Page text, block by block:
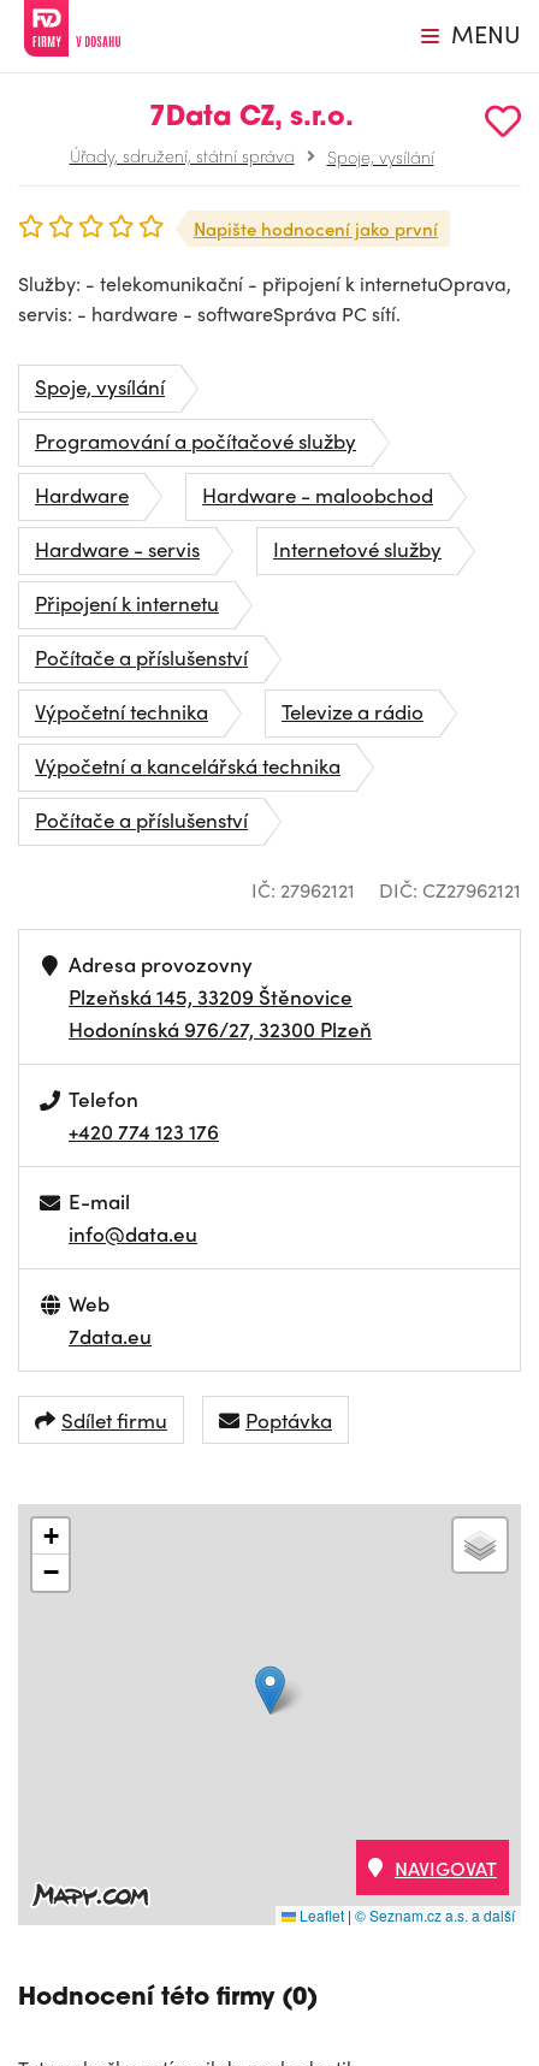
MENU
7Data CZ, s.r.o.
Úřady, sdružení, státní správa Spoje, vysílání
Napište hodnocení jako první
Služby: - telekomunikační - připojení k internetuOprava,
servis: - hardware - softwareSpráva PC sítí.
Spoje, vysílání
Programování a počítačové služby
Hardware
Hardware - maloobchod
Hardware - servis
Internetové služby
Připojení k internetu
Počítače a příslušenství
Výpočetní technika
Televize a rádio
Výpočetní a kancelářská technika
Počítače a příslušenství
IČ: 27962121 DIČ: CZ27962121
Adresa provozovny
Plzeňská 145, 33209 Štěnovice
Hodonínská 976/27, 32300 Plzeň
Telefon
+420 774 123 176
E-mail
info@data.eu
Web
7data.eu
Sdílet firmu Poptávka
+
−
Leaflet | © Seznam.cz a.s. a další
NAVIGOVAT
Hodnocení této firmy (0)